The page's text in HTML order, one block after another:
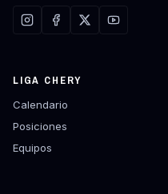
LIGA CHERY
Calendario
Posiciones
Equipos